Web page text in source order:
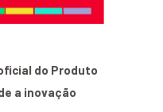
do Produto
a inovação